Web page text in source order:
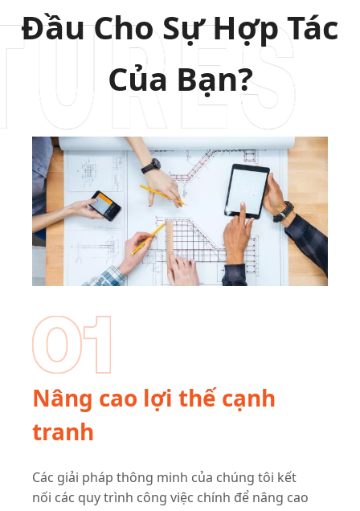
Đầu Cho Sự Hợp Tác
Của Bạn?
Nâng cao lợi thế cạnh
tranh
Các giải pháp thông minh của chúng tôi kết
nối các quy trình công việc chính để nâng cao